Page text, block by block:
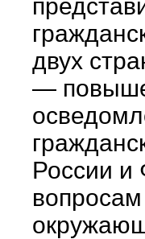
двух
—
России и